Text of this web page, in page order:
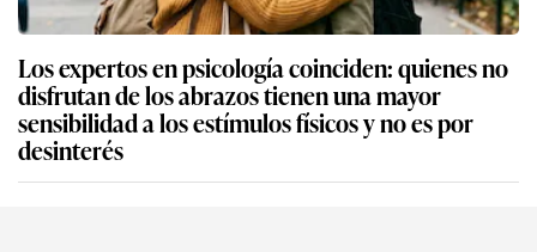
Los expertos en psicología coinciden: quienes no
disfrutan de los abrazos tienen una mayor
sensibilidad a los estímulos físicos y no es por
desinterés